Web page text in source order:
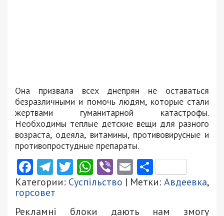
Она призвала всех днепрян не оставаться
безразличными и помочь людям, которые стали
жертвами гуманитарной катастрофы.
Необходимы теплые детские вещи для разного
возраста, одеяла, витамины, противовирусные и
противопростудные препараты.
Facebook
Telegram
Twitter
WhatsApp
ViberEmail
Категории: Суспільство | Метки: Авдеевка,
горсовет
Рекламні блоки дають нам змогу